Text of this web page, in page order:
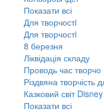
Показати всі
Для творчостi
Для творчостi
8 березня
Ліквідація складу
Проводь час творчо
Різдвяна творчість
Казковий світ Disney
Показати всі